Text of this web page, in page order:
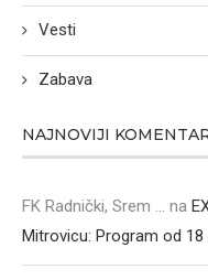
Vesti
Zabava
NAJNOVIJI
FK Radnički, Srem ... na
Mitrovicu: Program od